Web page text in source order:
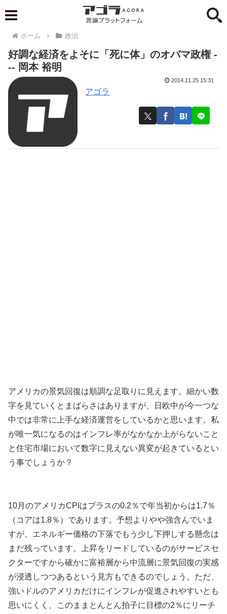
ホーム 政治
好調な経済をよそに「死に体」のオバマ政権 -
-- 岡本 裕明
アゴラ
2014.11.25 15:31
アメリカの景気回復は順調な足取りに見えます。細かい数
字を見ていくとまばらさはありますが、日欧中が今一つな
中では非常に上手な経済運営をしているかと思います。私
が唯一気になるのはインフレ率がなかなか上がらないこと
と住宅市場において数字に見えない異変が起きているとい
う事でしょうか？
10月のアメリカCPIはプラスの0.2％で年当初からは1.7％
（コアは1.8％）であります。予想よりやや強含んでいま
すが、エネルギー価格の下落でもう少し下押しする懸念は
まだ残っています。上昇をリードしているのがサービスセ
クターですから確かに富裕層から中流層に景気回復の実感
が浸透しつつあるという見方もできるのでしょう。ただ、
強いドルのアメリカだけにインフレが促進されやすいとも
思いにくく、このままとんとん拍子に目標の2％にリーチ